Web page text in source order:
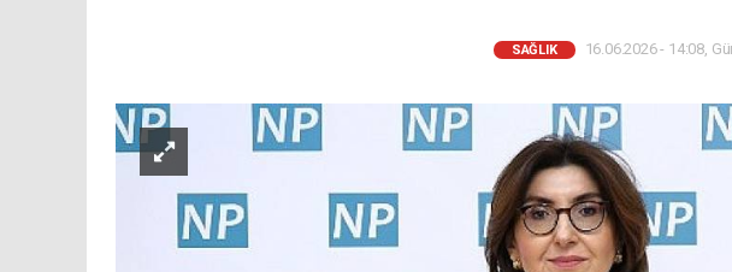
SAĞLIK 16.06.2026 - 14:08,